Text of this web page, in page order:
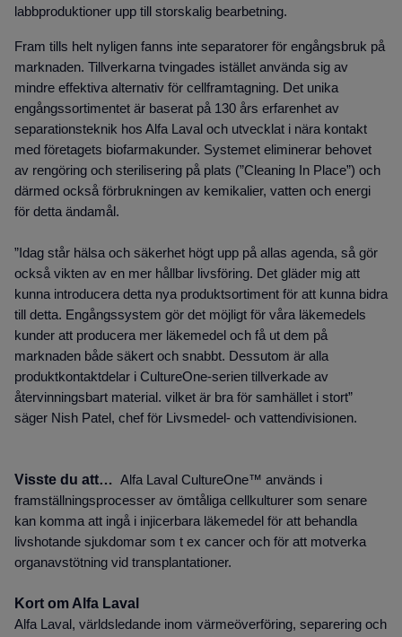
labbproduktioner upp till storskalig bearbetning.
Fram tills helt nyligen fanns inte separatorer för engångsbruk på
marknaden. Tillverkarna tvingades istället använda sig av
mindre effektiva alternativ för cellframtagning. Det unika
engångssortimentet är baserat på 130 års erfarenhet av
separationsteknik hos Alfa Laval och utvecklat i nära kontakt
med företagets biofarmakunder. Systemet eliminerar behovet
av rengöring och sterilisering på plats (”Cleaning In Place”) och
därmed också förbrukningen av kemikalier, vatten och energi
för detta ändamål.
”Idag står hälsa och säkerhet högt upp på allas agenda, så gör
också vikten av en mer hållbar livsföring. Det gläder mig att
kunna introducera detta nya produktsortiment för att kunna bidra
till detta. Engångssystem gör det möjligt för våra läkemedels
kunder att producera mer läkemedel och få ut dem på
marknaden både säkert och snabbt. Dessutom är alla
produktkontaktdelar i CultureOne-serien tillverkade av
återvinningsbart material. vilket är bra för samhället i stort”
säger Nish Patel, chef för Livsmedel- och vattendivisionen.
Visste du att…
Alfa Laval CultureOne™ används i
framställningsprocesser av ömtåliga cellkulturer som senare
kan komma att ingå i injicerbara läkemedel för att behandla
livshotande sjukdomar som t ex cancer och för att motverka
organavstötning vid transplantationer.
Kort om Alfa Laval
Alfa Laval, världsledande inom värmeöverföring, separering och